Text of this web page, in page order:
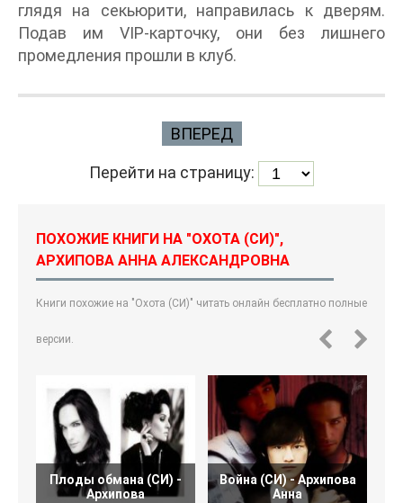
глядя на секьюрити, направилась к дверям.
Подав им VIP-карточку, они без лишнего
промедления прошли в клуб.
ВПЕРЕД
Перейти на страницу:
ПОХОЖИЕ КНИГИ НА "ОХОТА (СИ)",
АРХИПОВА АННА АЛЕКСАНДРОВНА
Книги похожие на "Охота (СИ)" читать онлайн бесплатно полные
версии.
Плоды обмана (СИ) -
Архипова
Война (СИ) - Архипова
Анна